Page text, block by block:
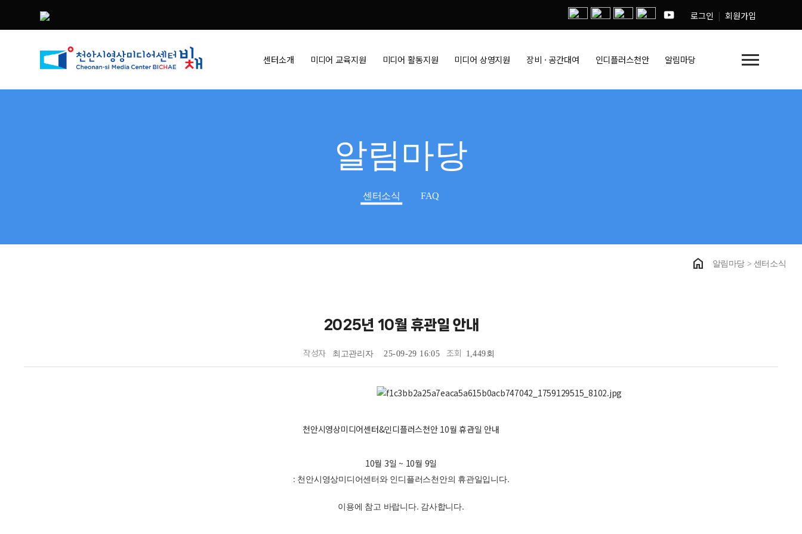
로그인 회원가입
센터소개 미디어 교육지원 미디어 활동지원 미디어 상영지원 장비 · 공간대여 인디플러스천안 알림마당 menu
알림마당
센터소식 FAQ
home 알림마당 > 센터소식
2025년 10월 휴관일 안내
작성자 최고관리자 25-09-29 16:05 조회 1,449회
천안시영상미디어센터&인디플러스천안 10월 휴관일 안내
10월 3일 ~ 10월 9일
: 천안시영상미디어센터와 인디플러스천안의 휴관일입니다.
이용에 참고 바랍니다. 감사합니다.